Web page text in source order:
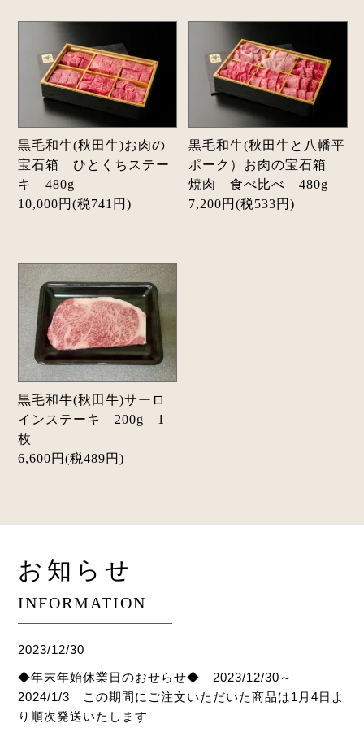
黒毛和牛(秋田牛)お肉の
宝石箱 ひとくちステー
キ 480g
10,000円(税741円)
黒毛和牛(秋田牛と八幡平
ポーク）お肉の宝石箱
焼肉 食べ比べ 480g
7,200円(税533円)
黒毛和牛(秋田牛)サーロ
インステーキ 200g 1
枚
6,600円(税489円)
お知らせ
INFORMATION
2023/12/30
◆年末年始休業日のおせらせ◆ 2023/12/30～
2024/1/3 この期間にご注文いただいた商品は1月4日よ
り順次発送いたします